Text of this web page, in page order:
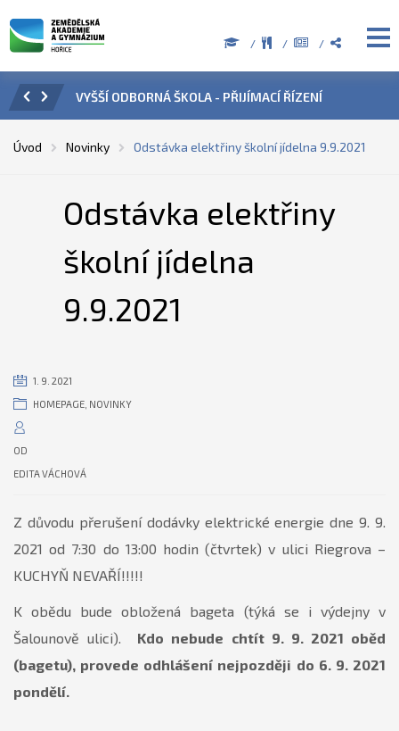
ŘÍZENÍ ÚŘEDNÍ HODINY V OBDOBÍ LETNÍCH
Úvod Novinky Odstávka elektřiny školní jídelna 9.9.2021
Odstávka elektřiny
školní jídelna
9.9.2021
1. 9. 2021
HOMEPAGE NOVINKY
OD
EDITA VÁCHOVÁ
Z důvodu přerušení dodávky elektrické energie dne 9. 9.
2021 od 7:30 do 13:00 hodin (čtvrtek) v ulici Riegrova –
KUCHYŇ NEVAŘÍ!!!!!
K obědu bude obložená bageta (týká se i výdejny v
Šalounově ulici). Kdo nebude chtít 9. 9. 2021 oběd
(bagetu), provede odhlášení nejpozději do 6. 9. 2021
pondělí.